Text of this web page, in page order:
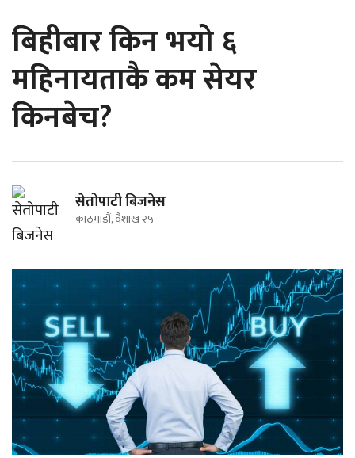
बिहीबार किन भयो ६
महिनायताकै कम सेयर
किनबेच?
सेतोपाटी बिजनेस
काठमाडौं, वैशाख २५